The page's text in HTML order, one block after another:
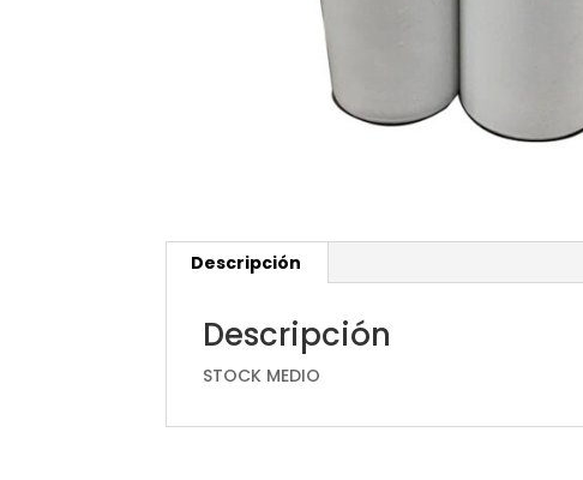
Descripción
Descripción
STOCK MEDIO